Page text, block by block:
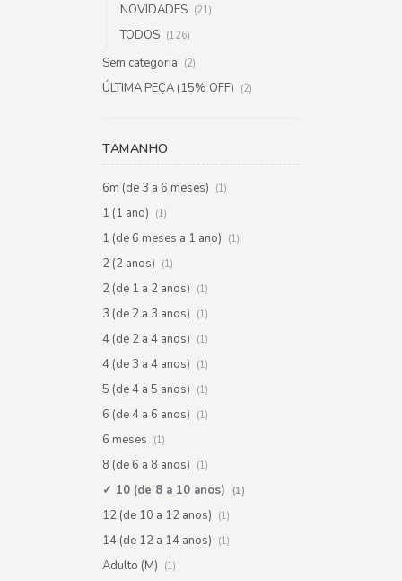
NOVIDADES (21)
TODOS (126)
Sem categoria (2)
ÚLTIMA PEÇA (15% OFF) (2)
TAMANHO
6m (de 3 a 6 meses) (1)
1 (1 ano) (1)
1 (de 6 meses a 1 ano) (1)
2 (2 anos) (1)
2 (de 1 a 2 anos) (1)
3 (de 2 a 3 anos) (1)
4 (de 2 a 4 anos) (1)
4 (de 3 a 4 anos) (1)
5 (de 4 a 5 anos) (1)
6 (de 4 a 6 anos) (1)
6 meses (1)
8 (de 6 a 8 anos) (1)
10 (de 8 a 10 anos) (1)
12 (de 10 a 12 anos) (1)
14 (de 12 a 14 anos) (1)
Adulto (M) (1)